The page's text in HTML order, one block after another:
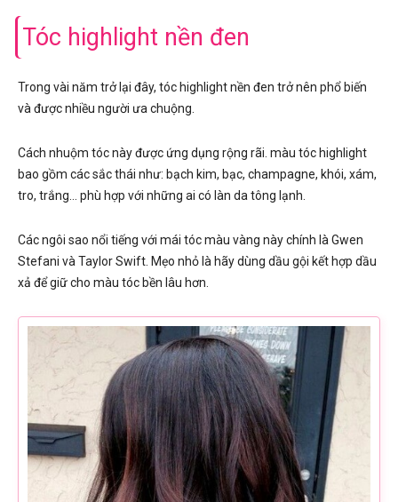
Tóc highlight nền đen
Trong vài năm trở lại đây, tóc highlight nền đen trở nên phổ biến
và được nhiều người ưa chuộng.
Cách nhuộm tóc này được ứng dụng rộng rãi. màu tóc highlight
bao gồm các sắc thái như: bạch kim, bạc, champagne, khói, xám,
tro, trắng… phù hợp với những ai có làn da tông lạnh.
Các ngôi sao nổi tiếng với mái tóc màu vàng này chính là Gwen
Stefani và Taylor Swift. Mẹo nhỏ là hãy dùng dầu gội kết hợp dầu
xả để giữ cho màu tóc bền lâu hơn.